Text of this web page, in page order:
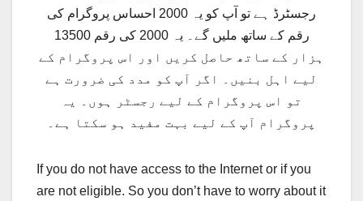
رجسٹرڈ ہے تو آپ کو یہ 2000 احساس پروگرام کی
رقم کے ساتھ ملیں گے۔ یہ 2000 کی رقم 13500
ہزار کے ساتھ حاصل کریں اور اس پروگرام کے
لیے اہل بنیں۔ اگر آپ کو مدد کی ضرورت ہے
تو اس پروگرام کے لیے رجسٹر ہوں۔ یہ
پروگرام آپ کے لیے بہت مفید ہو سکتا ہے۔
If you do not have access to the Internet or if you
are not eligible. So you don’t have to worry about it